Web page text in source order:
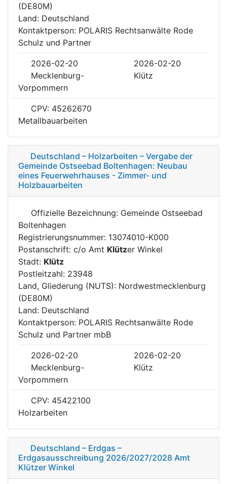
(DE80M)
Land: Deutschland
Kontaktperson: POLARIS Rechtsanwälte Rode
Schulz und Partner
2026-02-20
2026-02-20
Mecklenburg-
Vorpommern
Klütz
CPV: 45262670
Metallbauarbeiten
Deutschland – Holzarbeiten – Vergabe der
Gemeinde Ostseebad Boltenhagen: Neubau
eines Feuerwehrhauses - Zimmer- und
Holzbauarbeiten
Offizielle Bezeichnung: Gemeinde Ostseebad
Boltenhagen
Registrierungsnummer: 13074010-K000
Postanschrift: c/o Amt Klützer Winkel
Stadt: Klütz
Postleitzahl: 23948
Land, Gliederung (NUTS): Nordwestmecklenburg
(DE80M)
Land: Deutschland
Kontaktperson: POLARIS Rechtsanwälte Rode
Schulz und Partner mbB
2026-02-20
2026-02-20
Mecklenburg-
Vorpommern
Klütz
CPV: 45422100
Holzarbeiten
Deutschland – Erdgas –
Erdgasausschreibung 2026/2027/2028 Amt
Klützer Winkel